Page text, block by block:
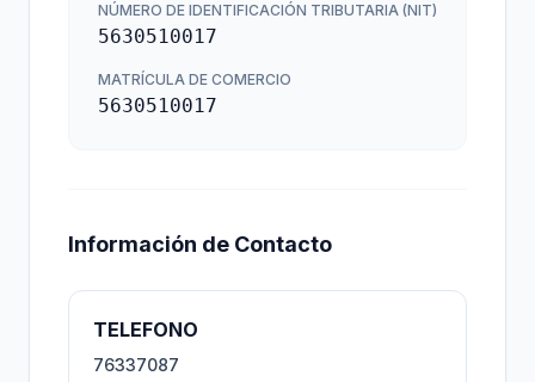
NÚMERO DE IDENTIFICACIÓN TRIBUTARIA (NIT)
5630510017
MATRÍCULA DE COMERCIO
5630510017
Información de Contacto
TELEFONO
76337087